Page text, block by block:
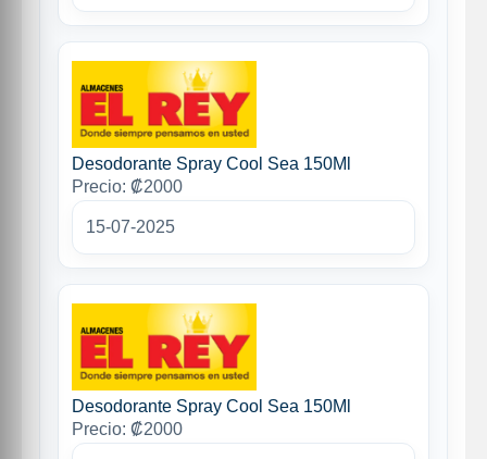
Desodorante Spray Cool Sea 150Ml
Precio: ₡2000
15-07-2025
Desodorante Spray Cool Sea 150Ml
Precio: ₡2000